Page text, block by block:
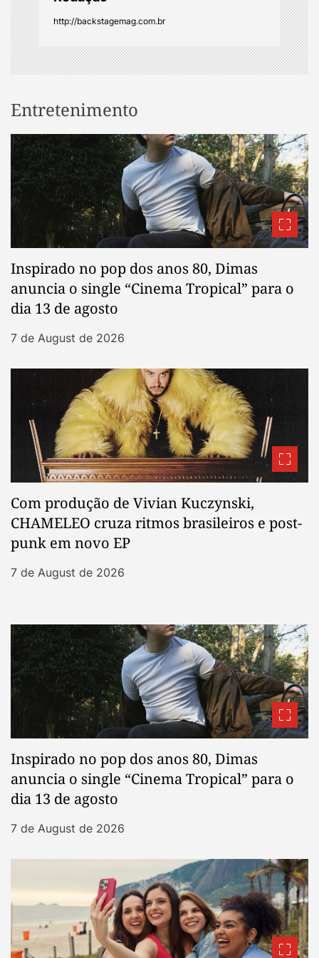
n
http://backstagemag.com.br
Entretenimento
Inspirado no pop dos anos 80, Dimas
anuncia o single “Cinema Tropical” para o
dia 13 de agosto
7 de August de 2026
Com produção de Vivian Kuczynski,
CHAMELEO cruza ritmos brasileiros e post-
punk em novo EP
7 de August de 2026
Inspirado no pop dos anos 80, Dimas
anuncia o single “Cinema Tropical” para o
dia 13 de agosto
7 de August de 2026